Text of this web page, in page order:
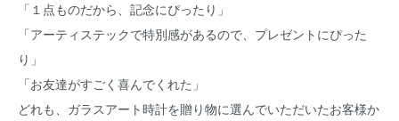
「１点ものだから、記念にぴったり」
「アーティステックで特別感があるので、プレゼントにぴった
り」
「お友達がすごく喜んでくれた」
どれも、ガラスアート時計を贈り物に選んでいただいたお客様か